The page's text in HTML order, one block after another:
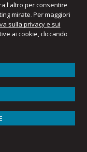
l'altro per consentire
mirate. Per maggiori
sulla privacy e sui
ai cookie, cliccando
APS Consulting